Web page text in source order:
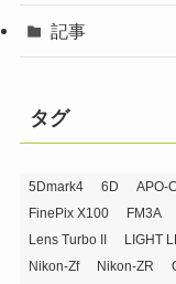
記事
タグ
5Dmark4 6D APO-
FinePix X100
FM3A
Lens Turbo II
LIGHT
Nikon-Zf
Nikon-ZR